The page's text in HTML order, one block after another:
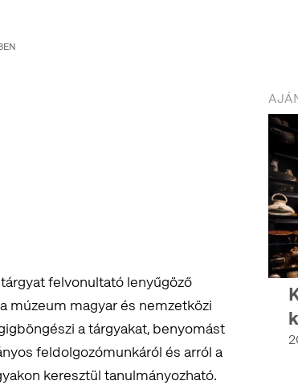
felvonultató lenyűgöző
múzeum magyar és nemzetközi
a tárgyakat, benyomást
feldolgozómunkáról és arról a
keresztül tanulmányozható.